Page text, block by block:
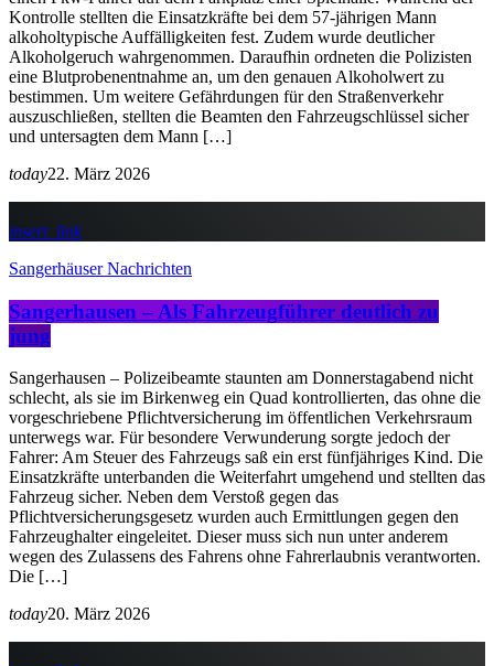
Kontrolle stellten die Einsatzkräfte bei dem 57-jährigen Mann
alkoholtypische Auffälligkeiten fest. Zudem wurde deutlicher
Alkoholgeruch wahrgenommen. Daraufhin ordneten die Polizisten
eine Blutprobenentnahme an, um den genauen Alkoholwert zu
bestimmen. Um weitere Gefährdungen für den Straßenverkehr
auszuschließen, stellten die Beamten den Fahrzeugschlüssel sicher
und untersagten dem Mann […]
today22. März 2026
insert_link
Sangerhäuser Nachrichten
Sangerhausen – Als Fahrzeugführer deutlich zu
jung
Sangerhausen – Polizeibeamte staunten am Donnerstagabend nicht
schlecht, als sie im Birkenweg ein Quad kontrollierten, das ohne die
vorgeschriebene Pflichtversicherung im öffentlichen Verkehrsraum
unterwegs war. Für besondere Verwunderung sorgte jedoch der
Fahrer: Am Steuer des Fahrzeugs saß ein erst fünfjähriges Kind. Die
Einsatzkräfte unterbanden die Weiterfahrt umgehend und stellten das
Fahrzeug sicher. Neben dem Verstoß gegen das
Pflichtversicherungsgesetz wurden auch Ermittlungen gegen den
Fahrzeughalter eingeleitet. Dieser muss sich nun unter anderem
wegen des Zulassens des Fahrens ohne Fahrerlaubnis verantworten.
Die […]
today20. März 2026